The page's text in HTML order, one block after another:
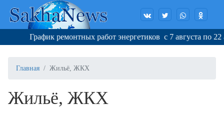
График ремонтных работ энергетиков с 7 августа по 22
Главная Жильё, ЖКХ
Жильё, ЖКХ